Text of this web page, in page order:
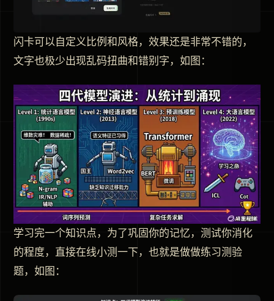
闪卡可以自定义比例和风格，效果还是非常不错的，
文字也极少出现乱码扭曲和错别字，如图：
学习完一个知识点，为了巩固你的记忆，测试你消化
的程度，直接在线小测一下，也就是做做练习测验
题，如图：